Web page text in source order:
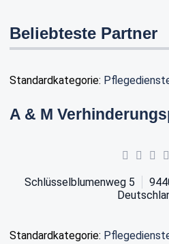
Beliebteste Partner
Standardkategorie:
A & M
Schlüsselblumenweg 5
Standardkategorie: